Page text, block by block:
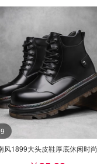
风1899大头皮鞋厚底休闲时尚